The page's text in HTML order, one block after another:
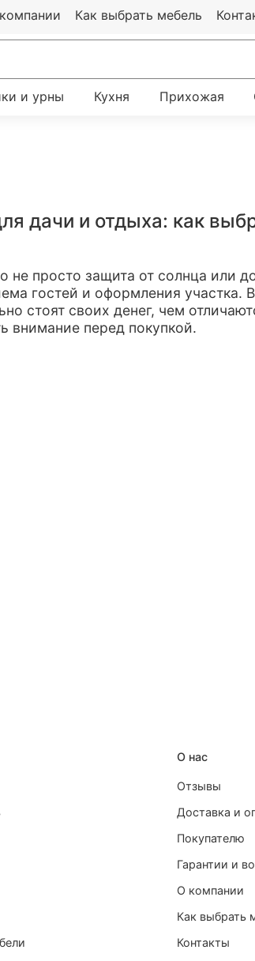
Как выбрать мебель
и урны Кухня Прихожая
дачи и отдыха: как
не просто защита от солнца или
гостей и оформления участка.
стоят своих денег, чем
внимание перед покупкой.
О нас
Отзывы
Доставка и
Покупателю
Гарантии и
О компании
Как выбрать
Контакты